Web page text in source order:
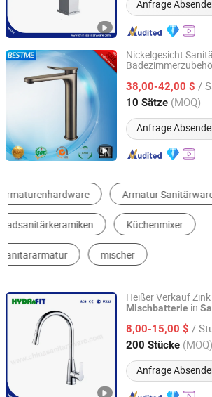
Anfrage
Nickelgesicht
A15039LN)
38,00-42,00 $ /
10 Sätze (MOQ)
Anfrage
Foshan Benme Building Material Co., Ltd.
Guangdong, China Seit 2016
Ausgusswasserhahn
Badeserie Badewasserhahn
Badewasserhahn
Heißer Verkauf
Mischbatterie in
8,00-15,00 $ /
200 Stücke (MOQ)
Anfrage
Ningbo Fit Sanitary Ware Co., Ltd.
Zhejiang, China Seit 2003